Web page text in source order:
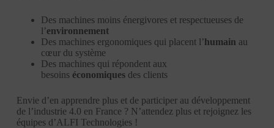
Des machines moins énergivores et respectueuses de
l’environnement
Des machines ergonomiques qui placent l’humain au
cœur du système
Des machines qui répondent aux
besoins économiquesdes clients
Envie d’en apprendre plus et de participer au développement
de l’industrie 4.0 en France ? N’attendez plus et rejoignez les
équipes d’ALFI Technologies !